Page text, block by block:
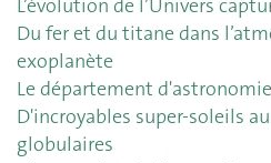
Du fer et du titane dans
exoplanète
Le département
D'incroyables super-soleils
globulaires